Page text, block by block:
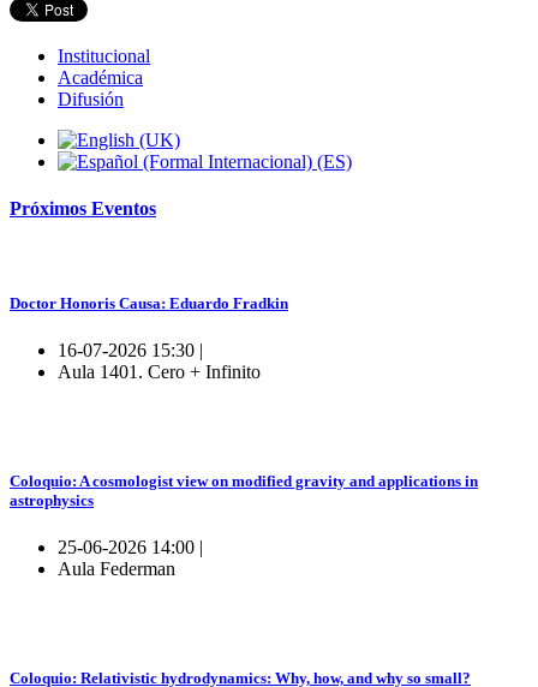
Institucional
Académica
Difusión
Próximos Eventos
Doctor Honoris Causa: Eduardo Fradkin
16-07-2026 15:30 |
Aula 1401. Cero + Infinito
Coloquio: A cosmologist view on modified gravity and applications in
astrophysics
25-06-2026 14:00 |
Aula Federman
Coloquio: Relativistic hydrodynamics: Why, how, and why so small?